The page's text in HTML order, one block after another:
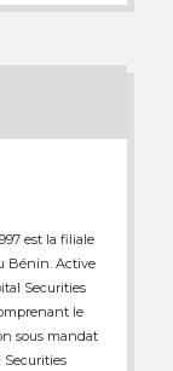
est la filiale
Bénin. Active
Securities
le
sous mandat
Securities